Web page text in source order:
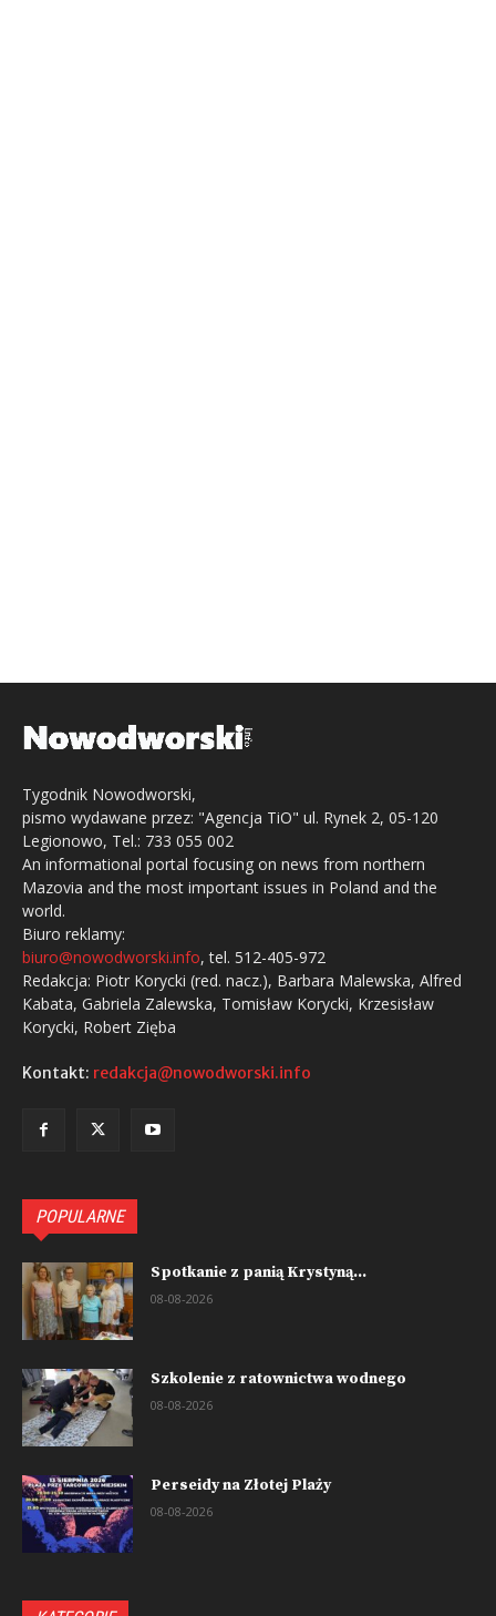
Tygodnik Nowodworski,
pismo wydawane przez: "Agencja TiO" ul. Rynek 2, 05-120
Legionowo, Tel.: 733 055 002
An informational portal focusing on news from northern
Mazovia and the most important issues in Poland and the
world.
Biuro reklamy:
biuro@nowodworski.info, tel. 512-405-972
Redakcja: Piotr Korycki (red. nacz.), Barbara Malewska, Alfred
Kabata, Gabriela Zalewska, Tomisław Korycki, Krzesisław
Korycki, Robert Zięba
Kontakt: redakcja@nowodworski.info
POPULARNE
Spotkanie z panią Krystyną...
08-08-2026
Szkolenie z ratownictwa wodnego
08-08-2026
Perseidy na Złotej Plaży
08-08-2026